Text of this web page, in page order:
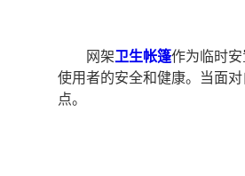
网架卫生帐篷作为临时
使用者的安全和健康。当面
点。